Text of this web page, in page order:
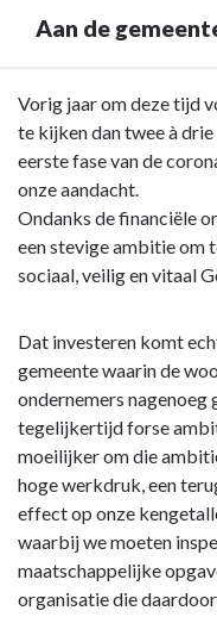
Aan de
Terug
naar
navigatie
Voorwoord
Aan
gemeenteraad
Vorig jaar om deze tijd
te kijken dan twee à
eerste fase van de
onze aandacht.
Ondanks de financiële
een stevige ambitie om
sociaal, veilig en vitaal
Dat investeren komt
gemeente waarin de
ondernemers nagenoeg
tegelijkertijd forse
moeilijker om die
hoge werkdruk, een
effect op onze
waarbij we moeten
maatschappelijke
organisatie die